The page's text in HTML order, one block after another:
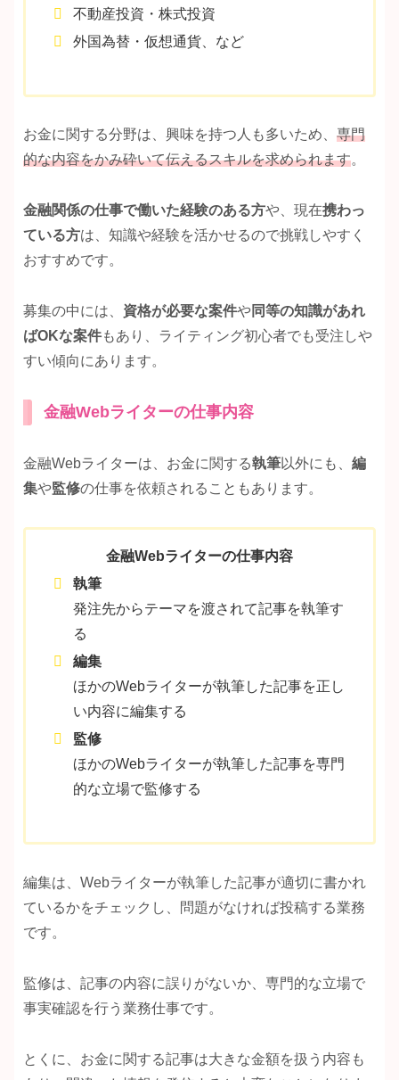
不動産投資・株式投資
外国為替・仮想通貨、など
お金に関する分野は、興味を持つ人も多いため、 専門
的な内容をかみ砕いて伝えるスキルを求められます。
金融関係の仕事で働いた経験のある方や、現在携わっ
ている方は、知識や経験を活かせるので挑戦しやすく
おすすめです。
募集の中には、 資格が必要な案件や同等の知識があれ
ばOKな案件もあり、ライティング初心者でも受注しや
すい傾向にあります。
金融Webライターの仕事内容
金融Webライターは、お金に関する執筆以外にも、 編
集や監修の仕事を依頼されることもあります。
金融Webライターの仕事内容
執筆
発注先からテーマを渡されて記事を執筆す
る
編集
ほかのWebライターが執筆した記事を正し
い内容に編集する
監修
ほかのWebライターが執筆した記事を専門
的な立場で監修する
編集は、Webライターが執筆した記事が適切に書かれ
ているかをチェックし、問題がなければ投稿する業務
です。
監修は、記事の内容に誤りがないか、専門的な立場で
事実確認を行う業務仕事です。
とくに、お金に関する記事は大きな金額を扱う内容も